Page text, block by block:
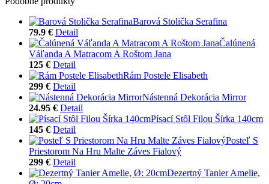
Barová Stolička Serafina
79.9 € Detail
Čalúnená
Váľanda A Matracom A Roštom Jana
125 € Detail
Rám Postele Elisabeth
299 € Detail
Nástenná Dekorácia Mirror
24.95 € Detail
Písací Stôl Filou Šírka 140cm
145 € Detail
Posteľ S
Priestorom Na Hru Malte Záves Fialový
299 € Detail
Dezertný Tanier Amelie,